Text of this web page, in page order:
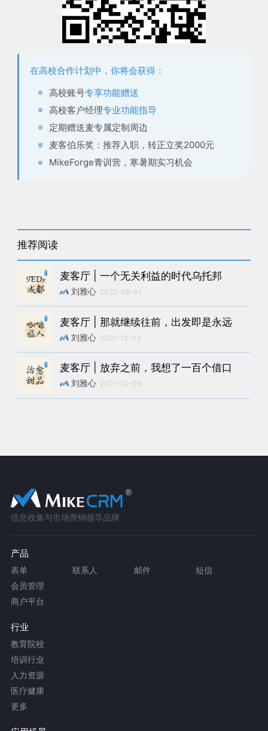
在高校合作计划中，你将会获得：
高校账号专享功能赠送
高校客户经理专业功能指导
定期赠送麦专属定制周边
麦客伯乐奖：推荐入职， 转正立奖2000元
MikeForge青训营， 寒暑期实习机会
推荐阅读
麦客厅 | 一个无关利益的时代乌托邦
刘雅心 2022-08-01
麦客厅 | 那就继续往前，出发即是永远
刘雅心 2021-12-03
麦客厅 | 放弃之前，我想了一百个借口
刘雅心 2021-10-09
信息收集与市场营销领导品牌
产品
表单 联系人 邮件
短信
会员管理
商户平台
行业
教育院校
培训行业
人力资源
医疗健康
更多